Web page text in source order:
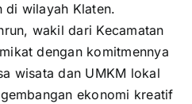
di wilayah Klaten.
wakil dari Kecamatan
dengan komitmennya
wisata dan UMKM lokal
ekonomi kreatif